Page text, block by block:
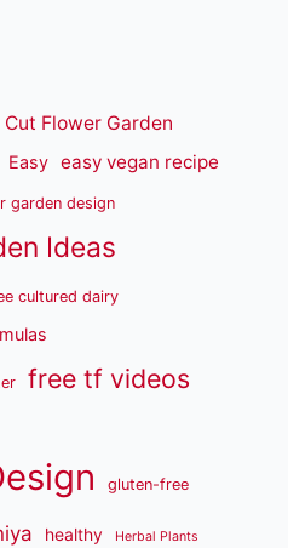
Cut Flower Garden
Easy easy vegan recipe
garden design
Ideas
cultured dairy
free tf videos
gluten-free
healthy Herbal Plants